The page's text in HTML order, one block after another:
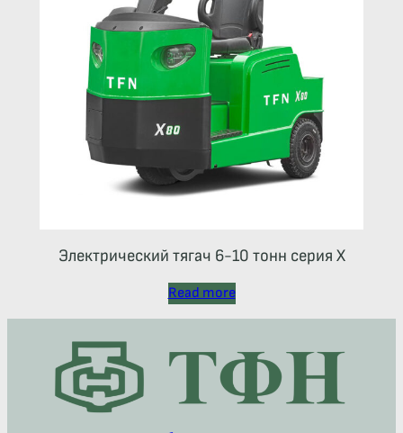
Электрический тягач 6-10 тонн серия Х
Read more